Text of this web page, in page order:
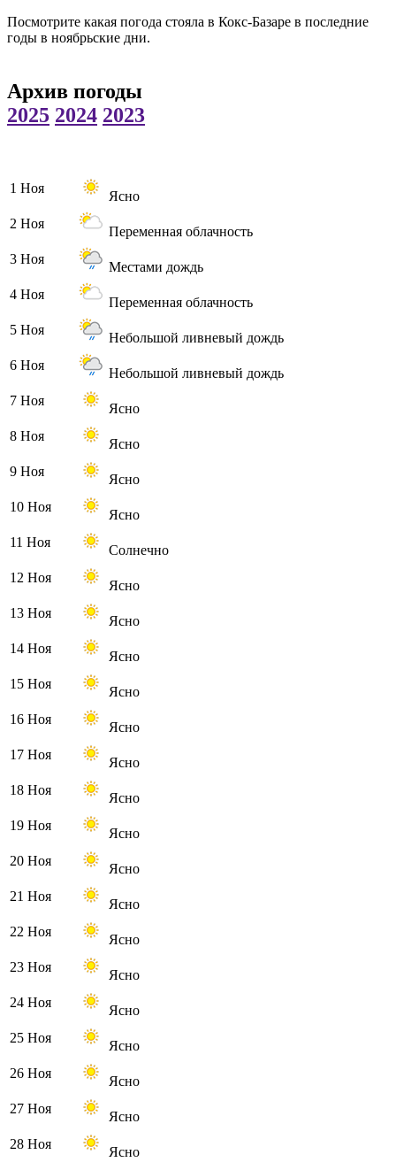
Посмотрите какая погода стояла в Кокс-Базаре в последние
годы в ноябрьские дни.
Архив погоды
2025 2024 2023
1 Ноя
Ясно
2 Ноя
Переменная облачность
3 Ноя
Местами дождь
4 Ноя
Переменная облачность
5 Ноя
Небольшой ливневый дождь
6 Ноя
Небольшой ливневый дождь
7 Ноя
Ясно
8 Ноя
Ясно
9 Ноя
Ясно
10 Ноя
Ясно
11 Ноя
Солнечно
12 Ноя
Ясно
13 Ноя
Ясно
14 Ноя
Ясно
15 Ноя
Ясно
16 Ноя
Ясно
17 Ноя
Ясно
18 Ноя
Ясно
19 Ноя
Ясно
20 Ноя
Ясно
21 Ноя
Ясно
22 Ноя
Ясно
23 Ноя
Ясно
24 Ноя
Ясно
25 Ноя
Ясно
26 Ноя
Ясно
27 Ноя
Ясно
28 Ноя
Ясно